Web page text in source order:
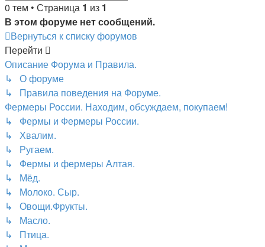
0 тем • Страница 1 из 1
В этом форуме нет сообщений.
Вернуться к списку форумов
Перейти
Описание Форума и Правила.
↳ О форуме
↳ Правила поведения на Форуме.
Фермеры России. Находим, обсуждаем, покупаем!
↳ Фермы и Фермеры России.
↳ Хвалим.
↳ Ругаем.
↳ Фермы и фермеры Алтая.
↳ Мёд.
↳ Молоко. Сыр.
↳ Овощи.Фрукты.
↳ Масло.
↳ Птица.